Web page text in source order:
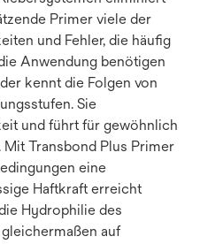
Primer viele der
und Fehler, die häufig
Anwendung benötigen
kennt die Folgen von
Sie
und führt für gewöhnlich
Transbond Plus Primer
eine
Haftkraft erreicht
Hydrophilie des
auf